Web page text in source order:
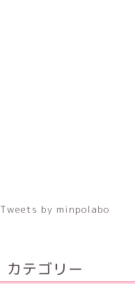
Tweets by minpolabo
カテゴリー